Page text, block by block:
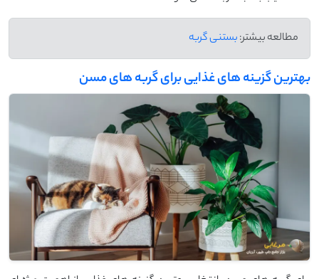
مطالعه بیشتر:بستنی گربه
بهترین گزینه‌ های غذایی برای گربه‌ های مسن